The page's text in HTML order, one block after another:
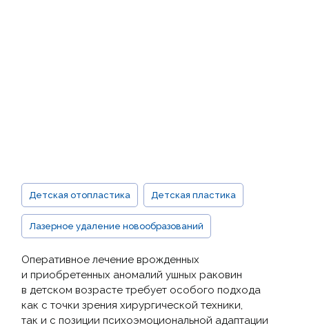
Детская отопластика Детская пластика
Лазерное удаление новообразований
Оперативное лечение врожденных
и приобретенных аномалий ушных раковин
в детском возрасте требует особого подхода
как с точки зрения хирургической техники,
так и с позиции психоэмоциональной адаптации